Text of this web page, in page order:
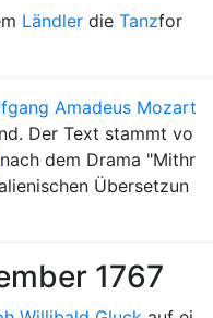
Ländler die Tanzfor
Amadeus Mozart
Der Text stammt vo
nach dem Drama "Mithr
Übersetzun
1767